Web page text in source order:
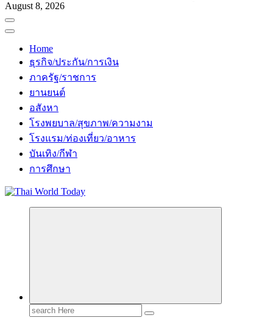
August 8, 2026
Home
ธุรกิจ/ประกัน/การเงิน
ภาครัฐ/ราชการ
ยานยนต์
อสังหา
โรงพยบาล/สุขภาพ/ความงาม
โรงแรม/ท่องเที่ยว/อาหาร
บันเทิง/กีฬา
การศึกษา
Search
for: